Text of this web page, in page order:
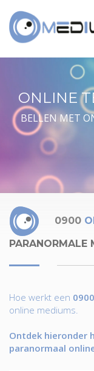
ONLINE
BELLEN MET
0900
PARANORMALE
Hoe werkt een 0900
online mediums.
Ontdek hieronder
paranormaal